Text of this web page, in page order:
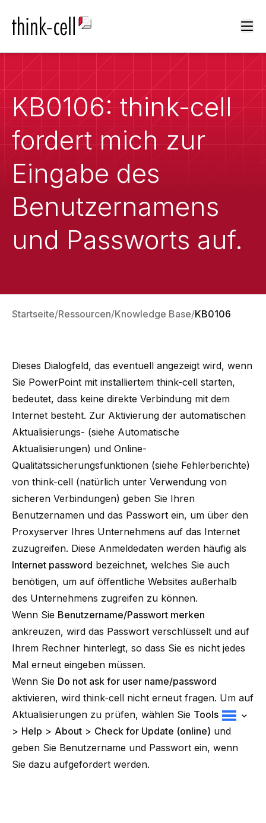
KB0106: think-cell
fordert mich zur
Eingabe des
Benutzernamens
und Passworts auf.
Startseite Ressourcen Knowledge Base KB0106
Dieses Dialogfeld, das eventuell angezeigt wird, wenn
Sie PowerPoint mit installiertem think-cell starten,
bedeutet, dass keine direkte Verbindung mit dem
Internet besteht. Zur Aktivierung der automatischen
Aktualisierungs- (siehe Automatische
Aktualisierungen) und Online-
Qualitätssicherungsfunktionen (siehe Fehlerberichte)
von think-cell (natürlich unter Verwendung von
sicheren Verbindungen) geben Sie Ihren
Benutzernamen und das Passwort ein, um über den
Proxyserver Ihres Unternehmens auf das Internet
zuzugreifen. Diese Anmeldedaten werden häufig als
Internet password bezeichnet, welches Sie auch
benötigen, um auf öffentliche Websites außerhalb
des Unternehmens zugreifen zu können.
Wenn Sie Benutzername/Passwort merken
ankreuzen, wird das Passwort verschlüsselt und auf
Ihrem Rechner hinterlegt, so dass Sie es nicht jedes
Mal erneut eingeben müssen.
Wenn Sie Do not ask for user name/password
aktivieren, wird think-cell nicht erneut fragen. Um auf
Aktualisierungen zu prüfen, wählen Sie Tools
> Help > About > Check for Update (online) und
geben Sie Benutzername und Passwort ein, wenn
Sie dazu aufgefordert werden.